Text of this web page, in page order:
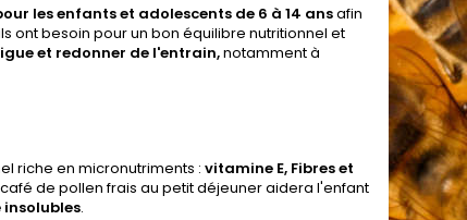
les enfants et adolescents de 6 à 14 ansafin
ont besoin pour un bon équilibre nutritionnel et
et redonner de l'entrain,notamment à
riche en micronutriments : vitamine E, Fibres et
de pollen frais au petit déjeuner aidera l'enfant
insolubles.